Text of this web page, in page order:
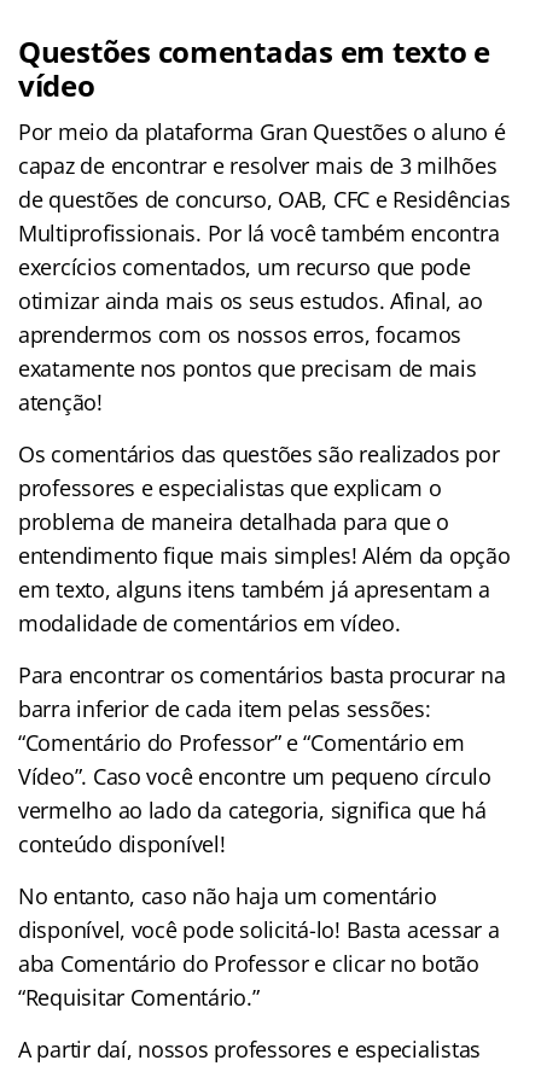
Questões comentadas em texto e
vídeo
Por meio da plataforma Gran Questões o aluno é
capaz de encontrar e resolver mais de 3 milhões
de questões de concurso, OAB, CFC e Residências
Multiprofissionais. Por lá você também encontra
exercícios comentados, um recurso que pode
otimizar ainda mais os seus estudos. Afinal, ao
aprendermos com os nossos erros, focamos
exatamente nos pontos que precisam de mais
atenção!
Os comentários das questões são realizados por
professores e especialistas que explicam o
problema de maneira detalhada para que o
entendimento fique mais simples! Além da opção
em texto, alguns itens também já apresentam a
modalidade de comentários em vídeo.
Para encontrar os comentários basta procurar na
barra inferior de cada item pelas sessões:
“Comentário do Professor” e “Comentário em
Vídeo”. Caso você encontre um pequeno círculo
vermelho ao lado da categoria, significa que há
conteúdo disponível!
No entanto, caso não haja um comentário
disponível, você pode solicitá-lo! Basta acessar a
aba Comentário do Professor e clicar no botão
“Requisitar Comentário.”
A partir daí, nossos professores e especialistas